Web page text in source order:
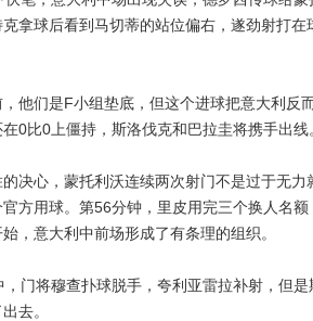
拿球后看到马切蒂的站位偏右，遂劲射打在
是F小组垫底，但这个进球把意大利反而
0比0上僵持，斯洛伐克和巴拉圭将携手出线
心，蒙托利沃连续两次射门不是过于无力
方用球。第56分钟，里皮用完三个换人名
，意大利中前场形成了有条理的组织。
将穆查扑球脱手，夸利亚雷拉补射，但是
去。